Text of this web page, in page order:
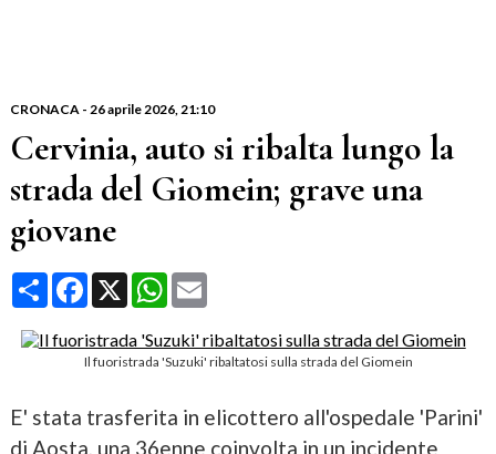
CRONACA- 26 aprile 2026, 21:10
Cervinia, auto si ribalta lungo la
strada del Giomein; grave una
giovane
CondividiFacebook
X WhatsApp
Email
Il fuoristrada 'Suzuki' ribaltatosi sulla strada del Giomein
E' stata trasferita in elicottero all'ospedale 'Parini'
di Aosta, una 36enne coinvolta in un incidente